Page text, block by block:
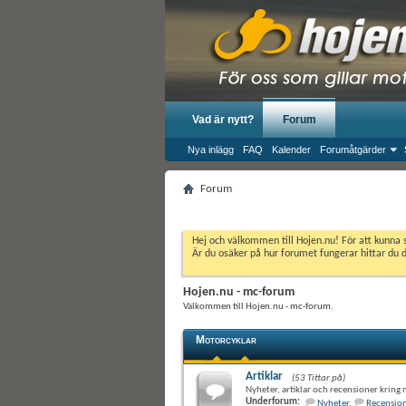
Vad är nytt? Forum
Nya inlägg FAQ Kalender Forumåtgärder
Forum
Hej och välkommen till Hojen.nu! För att
Är du osäker på hur forumet fungerar hittar du
Hojen.nu - mc-forum
Välkommen till Hojen.nu - mc-forum.
Motorcyklar
Artiklar
(53 Tittar på)
Nyheter, artiklar och recensioner kring
Underforum:
Nyheter,